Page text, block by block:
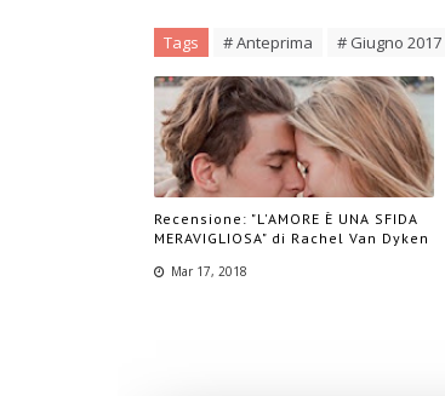
Tags # Anteprima # Giugno 2017
Recensione: "L'AMORE È UNA SFIDA
MERAVIGLIOSA" di Rachel Van Dyken
Mar 17, 2018